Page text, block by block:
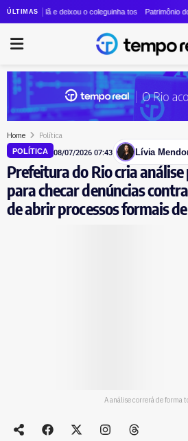
ÚLTIMAS
paga salários 46% acima da média e emprega mais
lã e deixou o coleguinha tosqueado: STF nega
Patrimônio do deputado
Home Política
POLÍTICA 08/07/2026 07:43 Lívia
Prefeitura do Rio cria
para checar denúncias
de abrir processos formais
A análise correrá de forma